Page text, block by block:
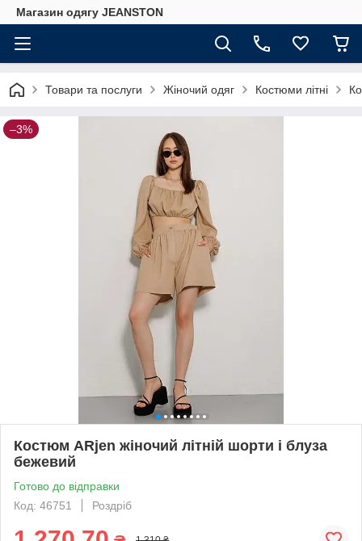
Магазин одягу JEANSTON
Товари та послуги Жіночий одяг Костюми літні
–3%
Костюм ARjen жіночий літній шорти і блуза
бежевий
Готово до відправки
Код: 46751
Роздріб